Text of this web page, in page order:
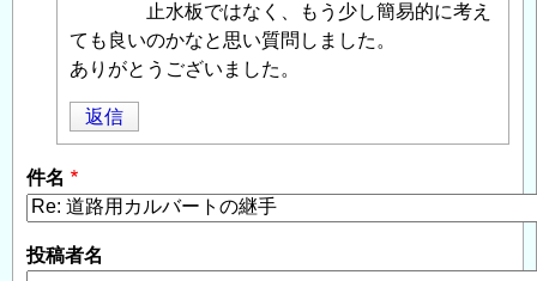
稿
者
に
よ
「
道
路
用
止水板ではなく、もう少し簡易的に考え
ても良いのかなと思い質問しました。
ありがとうございました。
返信
件名
投稿者名